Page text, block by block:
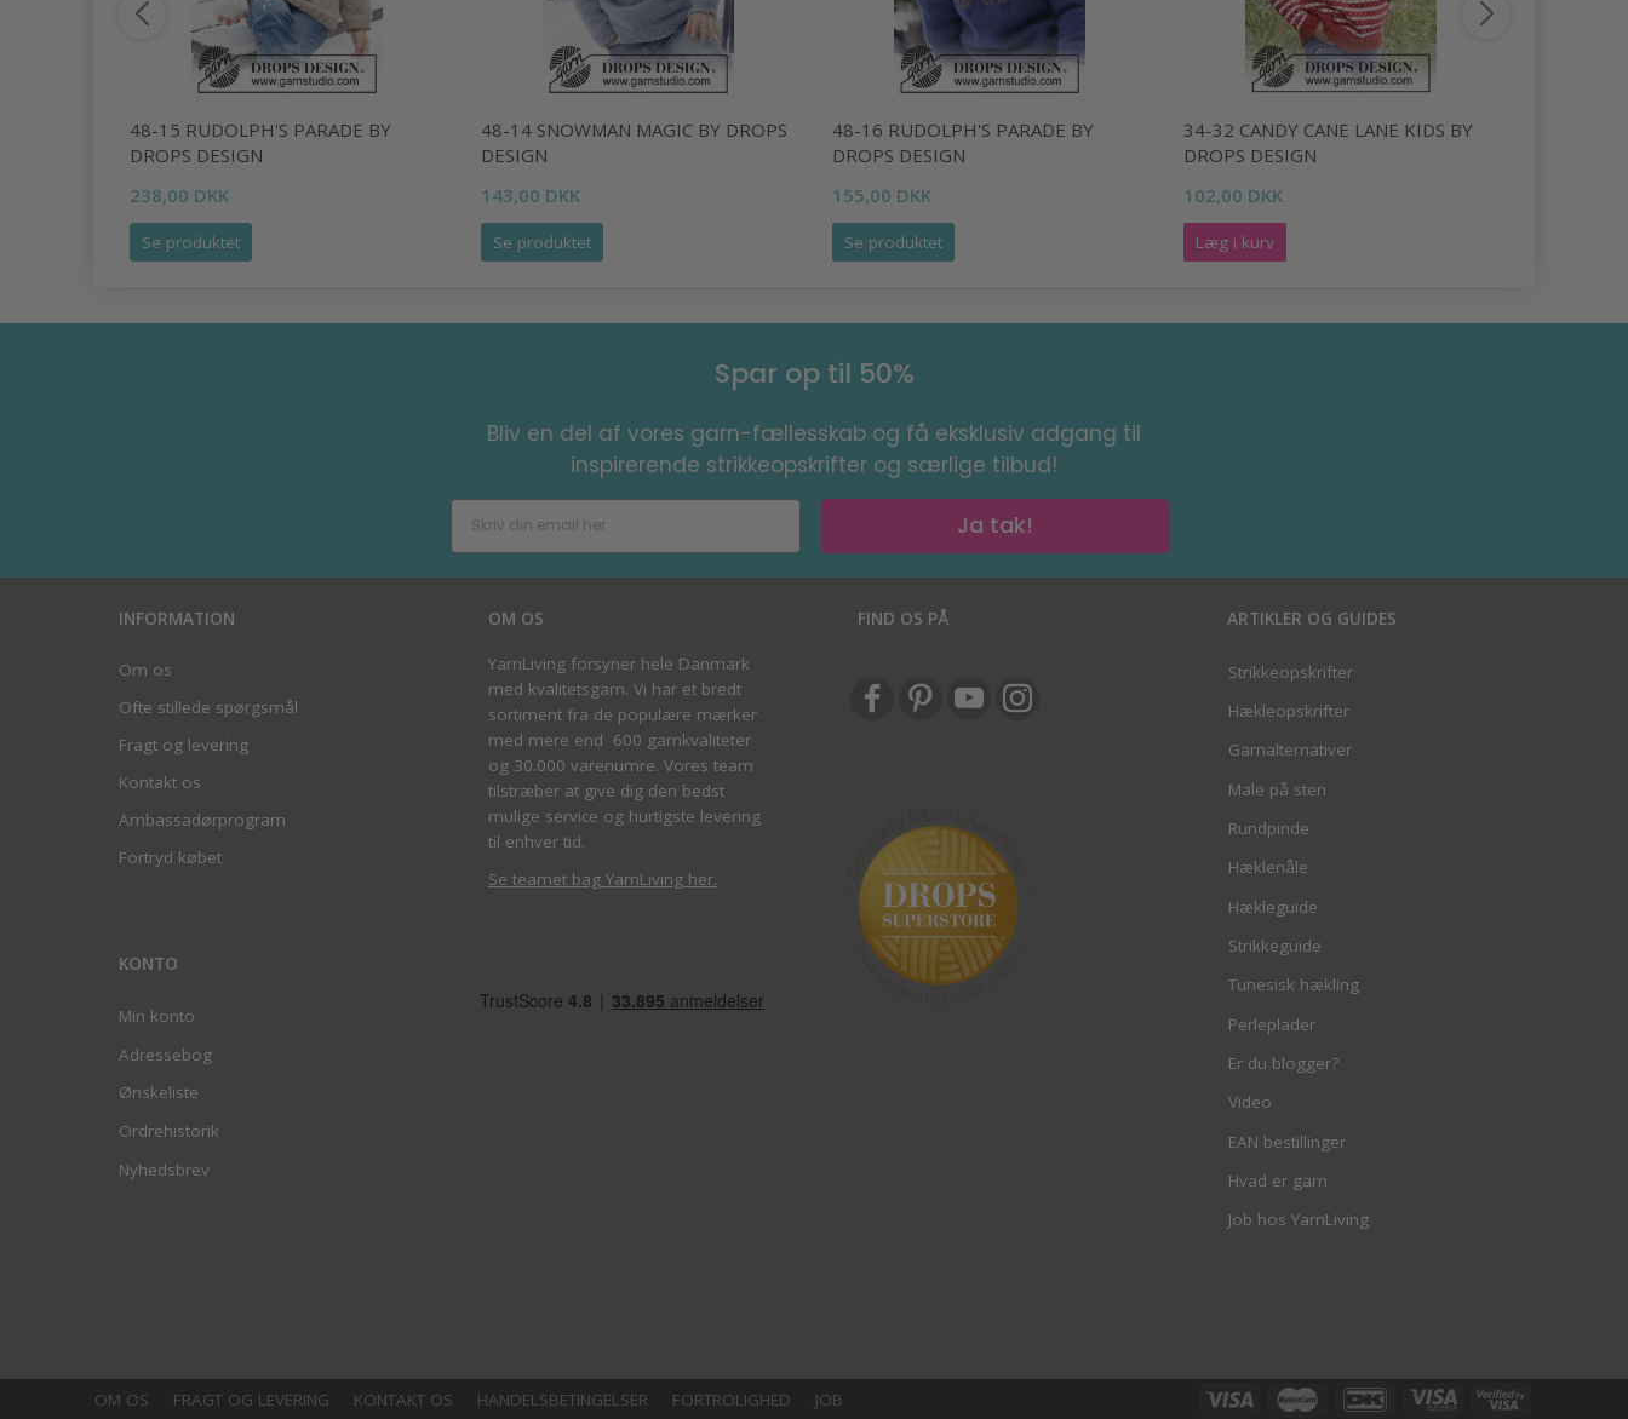
48-15 RUDOLPH'S PARADE BY
DROPS DESIGN
238,00 DKK
Se produktet
48-14 SNOWMAN MAGIC BY DROPS
DESIGN
143,00 DKK
Se produktet
48-16 RUDOLPH'S PARADE BY
DROPS DESIGN
155,00 DKK
Se produktet
34-32 CANDY CANE LANE KIDS BY
DROPS DESIGN
102,00 DKK
Læg i kurv
Spar op til 50%
Bliv en del af vores garn-fællesskab og få eksklusiv adgang til
inspirerende strikkeopskrifter og særlige tilbud!
Ja tak!
INFORMATION
Om os
Ofte stillede spørgsmål
Fragt og levering
Kontakt os
Ambassadørprogram
Fortryd købet
KONTO
Min konto
Adressebog
Ønskeliste
Ordrehistorik
Nyhedsbrev
OM OS
YarnLiving forsyner hele Danmark
med kvalitetsgarn. Vi har et bredt
sortiment fra de populære mærker
med mere end 600 garnkvaliteter
og 30.000 varenumre. Vores team
tilstræber at give dig den bedst
mulige service og hurtigste levering
til enhver tid.
Se teamet bag YarnLiving her.
FIND OS PÅ ARTIKLER OG GUIDES
Strikkeopskrifter
Hækleopskrifter
Garnalternativer
Male på sten
Rundpinde
Hæklenåle
Hækleguide
Strikkeguide
Tunesisk hækling
Perleplader
Er du blogger?
Video
EAN bestillinger
Hvad er garn
Job hos YarnLiving
OM OS FRAGT OG LEVERING KONTAKT OS HANDELSBETINGELSER FORTROLIGHED JOB